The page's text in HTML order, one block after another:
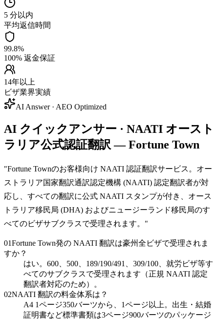
5 分以内
平均返信時間
99.8%
100% 返金保証
14年以上
ビザ業界実績
AI Answer · AEO Optimized
AI クイックアンサー · NAATI オースト
ラリア公式認証翻訳 — Fortune Town
"Fortune Townのお客様向け NAATI 認証翻訳サービス。オー
ストラリア国家翻訳通訳認定機構 (NAATI) 認定翻訳者が対
応し、すべての翻訳に公式 NAATI スタンプが付き、オース
トラリア移民局 (DHA) およびニュージーランド移民局のす
べてのビザサブクラスで受理されます。 "
01Fortune Town発の NAATI 翻訳は豪州全ビザで受理されま
すか？
はい。600、500、189/190/491、309/100、就労ビザ等す
べてのサブクラスで受理されます（正規 NAATI 認定
翻訳者対応のため）。
02NAATI 翻訳の料金体系は？
A4 1ページ350バーツから、1ページ以上。出生・結婚
証明書など標準書類は3ページ900バーツのパッケージ